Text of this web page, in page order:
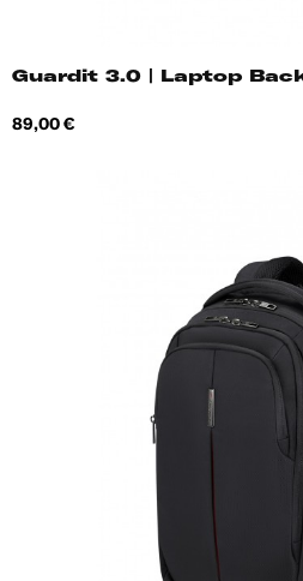
Guardit 3.0 | Laptop
Hind
89,00 €